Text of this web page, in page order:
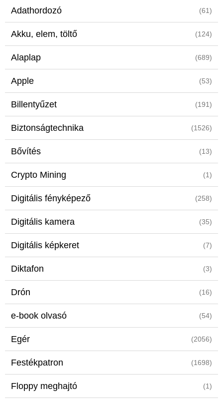
Adathordozó (61)
Akku, elem, töltő (124)
Alaplap (689)
Apple (53)
Billentyűzet (191)
Biztonságtechnika (1526)
Bővítés (13)
Crypto Mining (1)
Digitális fényképező (258)
Digitális kamera (35)
Digitális képkeret (7)
Diktafon (3)
Drón (16)
e-book olvasó (54)
Egér (2056)
Festékpatron (1698)
Floppy meghajtó (1)